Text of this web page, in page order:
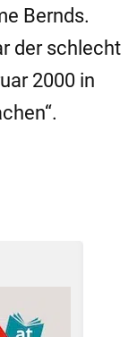
Bernds.
der schlecht
2000 in